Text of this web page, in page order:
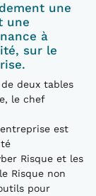
une
une
à
sur le
deux tables
le chef
est
Risque et les
Risque non
pour